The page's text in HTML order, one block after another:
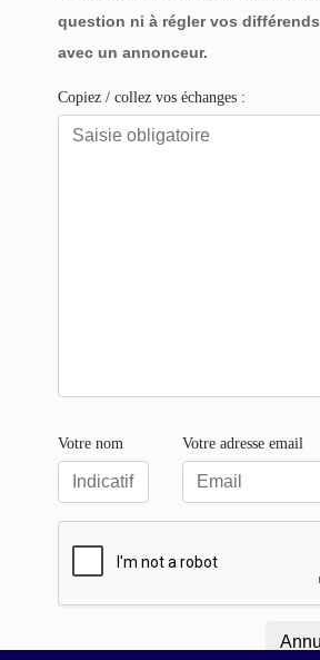
question ni à régler vos différends
avec un annonceur.
Copiez / collez vos échanges :
Votre nom Votre adresse email